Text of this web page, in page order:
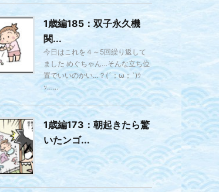
1歳編185：双子永久機
関...
今日はこれを４～5回繰り返して
ました めぐちゃん…そんな立ち位
置でいいのかい…？(´；ω；`)ｳ
ｯ…...
1歳編173：朝起きたら驚
いたンゴ...